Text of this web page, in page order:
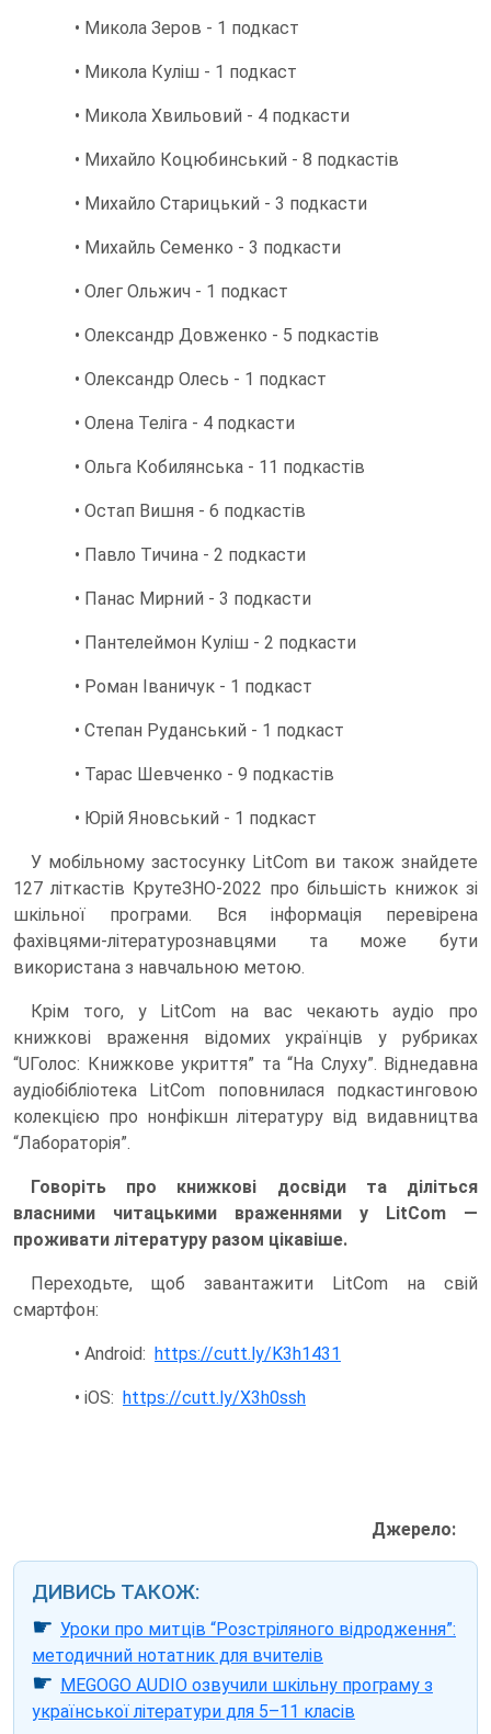
• Микола Зеров - 1 подкаст
• Микола Куліш - 1 подкаст
• Микола Хвильовий - 4 подкасти
• Михайло Коцюбинський - 8 подкастів
• Михайло Старицький - 3 подкасти
• Михайль Семенко - 3 подкасти
• Олег Ольжич - 1 подкаст
• Олександр Довженко - 5 подкастів
• Олександр Олесь - 1 подкаст
• Олена Теліга - 4 подкасти
• Ольга Кобилянська - 11 подкастів
• Остап Вишня - 6 подкастів
• Павло Тичина - 2 подкасти
• Панас Мирний - 3 подкасти
• Пантелеймон Куліш - 2 подкасти
• Роман Іваничук - 1 подкаст
• Степан Руданський - 1 подкаст
• Тарас Шевченко - 9 подкастів
• Юрій Яновський - 1 подкаст
У мобільному застосунку LitCom ви також знайдете
127 літкастів КрутеЗНО-2022 про більшість книжок зі
шкільної програми. Вся інформація перевірена
фахівцями-літературознавцями та може бути
використана з навчальною метою.
Крім того, у LitCom на вас чекають аудіо про
книжкові враження відомих українців у рубриках
“UГолос: Книжкове укриття” та “На Слуху”. Віднедавна
аудіобібліотека LitCom поповнилася подкастинговою
колекцією про нонфікшн літературу від видавництва
“Лабораторія”.
Говоріть про книжкові досвіди та діліться
власними читацькими враженнями у LitCom —
проживати літературу разом цікавіше.
Переходьте, щоб завантажити LitCom на свій
смартфон:
• Android: https://cutt.ly/K3h1431
• iOS: https://cutt.ly/X3h0ssh
Джерело:
ДИВИСЬ ТАКОЖ:
☛ Уроки про митців “Розстріляного відродження”:
методичний нотатник для вчителів
☛ MEGOGO AUDIO озвучили шкільну програму з
української літератури для 5–11 класів